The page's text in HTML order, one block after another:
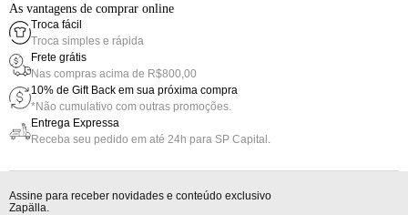
As vantagens de comprar online
Troca fácil
Troca simples e rápida
Frete grátis
Nas compras acima de R$800,00
10% de Gift Back em sua próxima compra
*Não cumulativo com outras promoções.
Entrega Expressa
Receba seu pedido em até 24h para SP Capital.
Assine para receber novidades e conteúdo exclusivo
Zapälla.